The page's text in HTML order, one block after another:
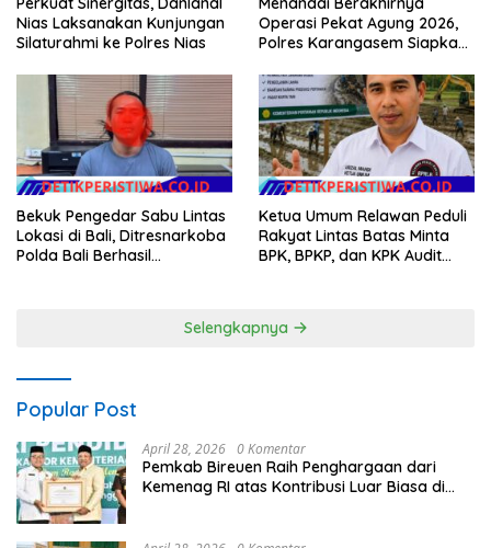
Nias Laksanakan Kunjungan
Silaturahmi ke Polres Nias
Operasi Pekat Agung 2026,
Polres Karangasem Siapkan
Harkamtibmas
Bekuk Pengedar Sabu Lintas
Lokasi di Bali, Ditresnarkoba
Polda Bali Berhasil
Ketua Umum Relawan Peduli
Rakyat Lintas Batas Minta
BPK, BPKP, dan KPK Audit
Selengkapnya
Popular Post
April 28, 2026 0 Komentar
Pemkab Bireuen Raih Penghargaan dari
Kemenag RI atas Kontribusi Luar Biasa di